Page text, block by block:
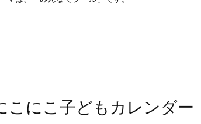
にこ子どもカレンダー